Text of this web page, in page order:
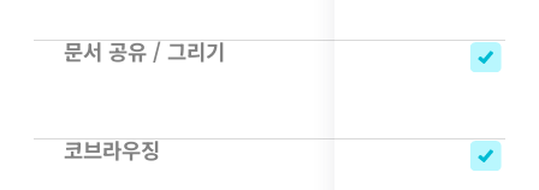
문서 공유 / 그리기
코브라우징